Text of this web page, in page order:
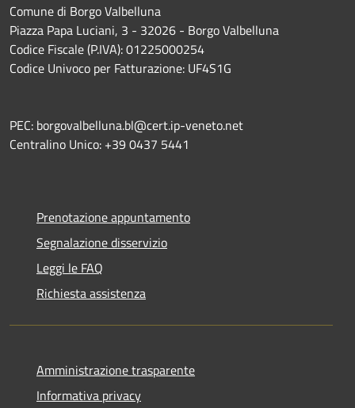
Comune di Borgo Valbelluna
Piazza Papa Luciani, 3 - 32026 - Borgo Valbelluna
Codice Fiscale (P.IVA): 01225000254
Codice Univoco per Fatturazione: UF4S1G
PEC: borgovalbelluna.bl@cert.ip-veneto.net
Centralino Unico: +39 0437 5441
Prenotazione appuntamento
Segnalazione disservizio
Leggi le FAQ
Richiesta assistenza
Amministrazione trasparente
Informativa privacy